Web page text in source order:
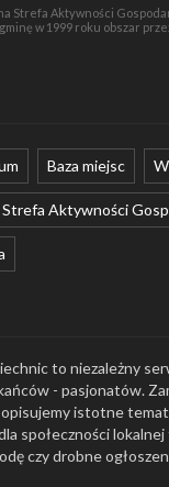
Strefa Aktywności
w 1999 roku obszar
Baza miejsc
Strefa Aktywności
to niezależny
- pasjonatów.
istotne
społeczności lokalnej
czy drobne